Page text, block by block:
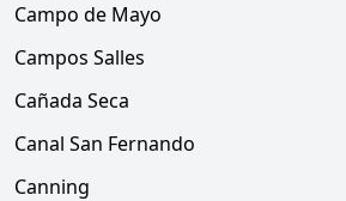
Campo de Mayo
Campos Salles
Cañada Seca
Canal San Fernando
Canning